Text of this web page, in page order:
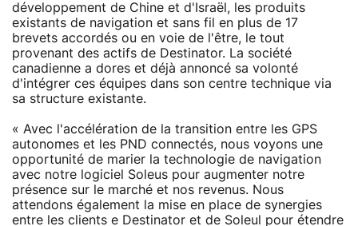
développement de Chine et d'Israël, les produits
existants de navigation et sans fil en plus de 17
brevets accordés ou en voie de l'être, le tout
provenant des actifs de Destinator. La société
canadienne a dores et déjà annoncé sa volonté
d'intégrer ces équipes dans son centre technique via
sa structure existante.
« Avec l'accélération de la transition entre les GPS
autonomes et les PND connectés, nous voyons une
opportunité de marier la technologie de navigation
avec notre logiciel Soleus pour augmenter notre
présence sur le marché et nos revenus. Nous
attendons également la mise en place de synergies
entre les clients e Destinator et de Soleul pour étendre